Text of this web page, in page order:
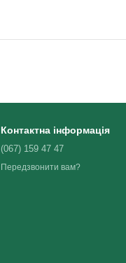
Контактна інформація
(067) 159 47 47
Передзвонити вам?